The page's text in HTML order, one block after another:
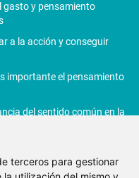
terceros para gestionar
gasto y pensamiento
a la acción y conseguir
importante el pensamiento
del sentido común en la
Artificial revoluciona la